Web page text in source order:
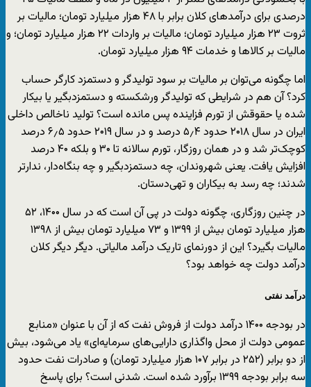
درصدی برای درآمدهای کلان برابر با ۴۸ هزار میلیارد تومان؛ مالیات بر
ثروت ۲۳ هزار میلیارد تومان؛ مالیات بر واردات ۲۲ هزار میلیارد تومان؛ و
مالیات بر کالاها و خدمات ۹۴ هزار میلیارد تومان.
اما چگونه می‌توان بر مالیات بر سود تولیدگر و دستمزد کارگر حساب
کرد؟ آن هم در شرایطی که تولیدگر ورشکسته و دستمزدبگیر یا بیکار
شده یا حقوقش از تورم فزاینده پس مانده است؟ تولید ناخالص داخلی
ایران در سال ۲۰۱۸ حدود ۵٫۴ درصد و در سال ۲۰۱۹ حدود ۶٫۵ درصد
کوچک‌تر شد و در همان روزگار، تورم سالانه تا ۳۰ و بلکه ۴۰ درصد
افزایش یافت. یعنی شهروندان، چه دستمزدبگیر و چه بنگاه‌دار، ندارتر
شدند؛ چه رسد به بیکاران و تهی‌دستان.
در چنین روزگاری، چگونه دولت در پی آن است که در سال ۱۴۰۰، ۵۲
هزار میلیارد تومان بیش از ۱۳۹۹ و ۷۳ میلیارد تومان بیش از ۱۳۹۸
مالیات بگیرد؟ این از دورنمای تاریک درآمد مالیاتی. دیگر دیگر کلان
درآمد دولت چه خواهد بود؟
درآمد نفتی
در بودجه ۱۴۰۰ درآمد دولت از فروش نفت که از آن با عنوان
«منابع
عمومی دولت از محل واگذاری دارایی‌های سرمایه‌ای» یاد می‌شود، بیش
از دو برابر (۲۵۲ در برابر ۱۰۷ هزار میلیارد تومان) و صادرات نفت حدود
سه برابر بودجه ۱۳۹۹ برآورد شده است. شدنی است؟ برای پاسخ